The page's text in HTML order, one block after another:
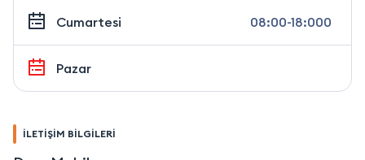
Cumartesi 08:00-18:000
Pazar
İLETİŞİM BİLGİLERİ